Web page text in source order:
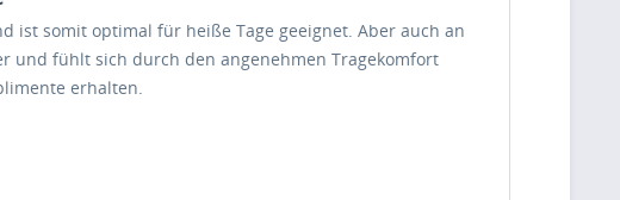
ist somit optimal für heiße Tage geeignet. Aber auch an
und fühlt sich durch den angenehmen Tragekomfort
erhalten.